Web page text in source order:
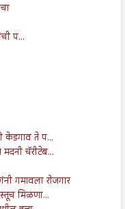
प...
केडगाव ते प...
चॅरीटेब...
गमावला रोजगार
मिळणा...